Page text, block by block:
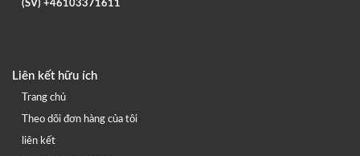
(SV) +46103371611
Liên kết hữu ích
Trang chủ
Theo dõi đơn hàng của tôi
liên kết